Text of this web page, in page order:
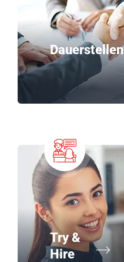
Dauerstellen
Try &
Hire